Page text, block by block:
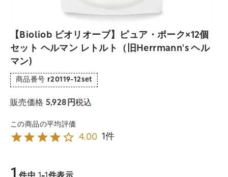
【Bioliob ビオリオーブ】ピュア・ポーク×12個
セット ヘルマン レトルト（旧Herrmann's ヘル
マン)
商品番号 r20119-12set
販売価格 5,928 税込
4.00 1
1